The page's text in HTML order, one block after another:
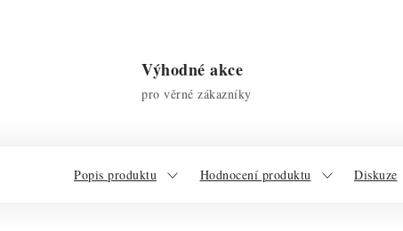
Výhodné akce
pro věrné zákazníky
Popis produktu Hodnocení produktu Diskuze